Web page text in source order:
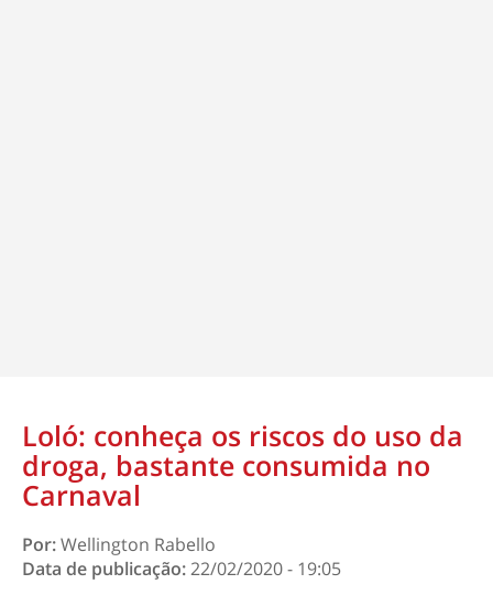
Loló: conheça os riscos do uso da
droga, bastante consumida no
Carnaval
Por:Wellington Rabello
Data de publicação:22/02/2020 - 19:05